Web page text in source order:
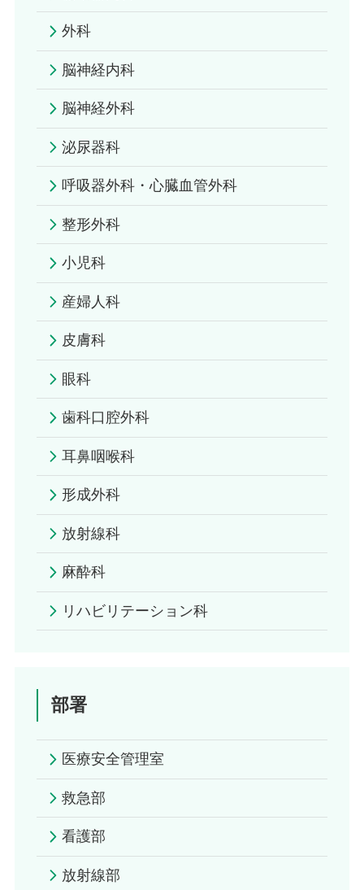
外科
脳神経内科
脳神経外科
泌尿器科
呼吸器外科・心臓血管外科
整形外科
小児科
産婦人科
皮膚科
眼科
歯科口腔外科
耳鼻咽喉科
形成外科
放射線科
麻酔科
リハビリテーション科
部署
医療安全管理室
救急部
看護部
放射線部